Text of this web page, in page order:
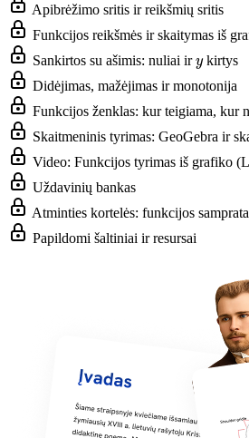
Apibrėžimo sritis ir reikšmių sritis
Funkcijos reikšmės ir skaitymas iš
Sankirtos su ašimis: nuliai ir
kirtys
Didėjimas, mažėjimas ir monotonija
Funkcijos ženklas: kur teigiama, kur
Skaitmeninis tyrimas: GeoGebra ir
Video: Funkcijos tyrimas iš grafiko
Uždavinių bankas
Atminties kortelės: funkcijos
Papildomi šaltiniai ir resursai